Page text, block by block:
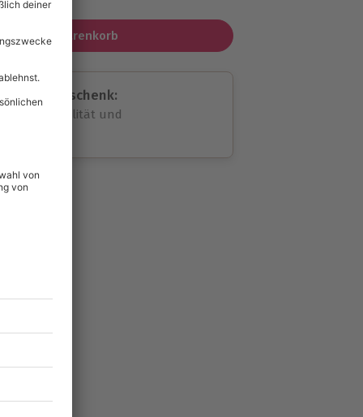
In den Warenkorb
Geschenk:
volle Flexibilität und
°P